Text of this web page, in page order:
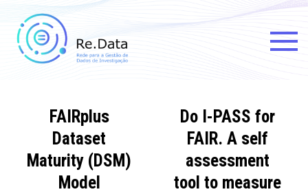
content
Rede para a Gestão de Dados
FAIRplus
Dataset
Maturity (DSM)
Model
Do I-PASS for
FAIR. A self
assessment
tool to measure